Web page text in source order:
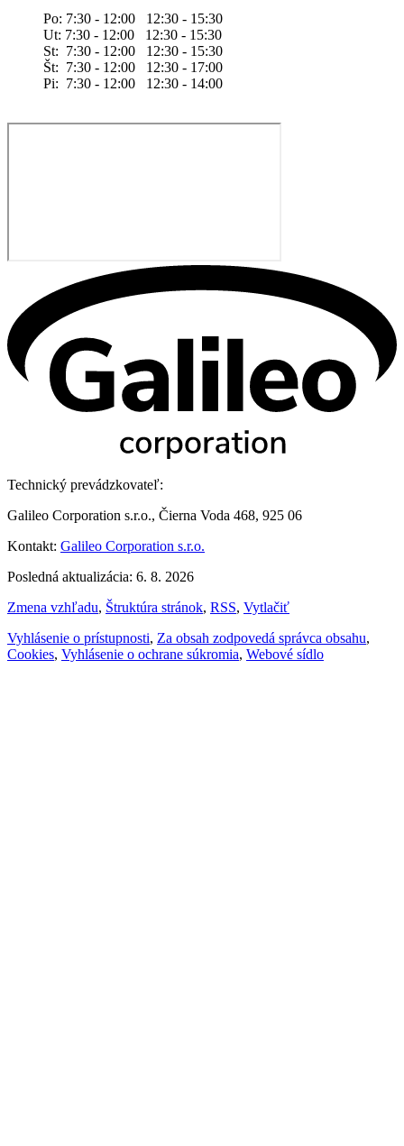
Po: 7:30 - 12:00 12:30 - 15:30
Ut: 7:30 - 12:00 12:30 - 15:30
St: 7:30 - 12:00 12:30 - 15:30
Št: 7:30 - 12:00 12:30 - 17:00
Pi: 7:30 - 12:00 12:30 - 14:00
Technický prevádzkovateľ:
Galileo Corporation s.r.o., Čierna Voda 468, 925 06
Kontakt: Galileo Corporation s.r.o.
Posledná aktualizácia: 6. 8. 2026
Zmena vzhľadu, Štruktúra stránok, RSS, Vytlačiť
Vyhlásenie o prístupnosti, Za obsah zodpovedá správca obsahu,
Cookies, Vyhlásenie o ochrane súkromia, Webové sídlo